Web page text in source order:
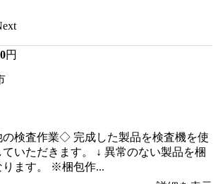
円
検査作業◇ 完成した製品を検査機を使
いただきます。 ↓ 異常のない製品を梱
ります。 ※梱包作...